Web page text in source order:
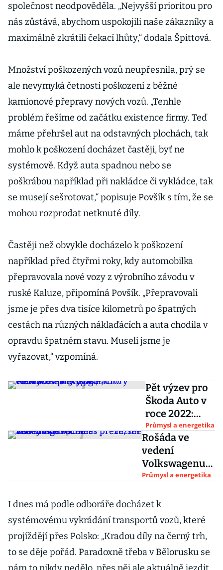
společnost neodpověděla. „Nejvyšší prioritou pro
nás zůstává, abychom uspokojili naše zákazníky a
maximálně zkrátili čekací lhůty,“ dodala Špittová.
Množství poškozených vozů neupřesnila, prý se
ale nevymyká četnosti poškození z běžné
kamionové přepravy nových vozů. „Tenhle
problém řešíme od začátku existence firmy. Teď
máme přehršel aut na odstavných plochách, tak
mohlo k poškození docházet častěji, byť ne
systémově. Když auta spadnou nebo se
poškrábou například při nakládce či vykládce, tak
se musejí sešrotovat,“ popisuje Povšík s tím, že se
mohou rozprodat netknuté díly.
Častěji než obvykle docházelo k poškození
například před čtyřmi roky, kdy automobilka
přepravovala nové vozy z výrobního závodu v
ruské Kaluze, připomíná Povšík. „Přepravovali
jsme je přes dva tisíce kilometrů po špatných
cestách na různých náklaďácích a auta chodila v
opravdu špatném stavu. Museli jsme je
vyřazovat,“ vzpomíná.
Pět výzev pro
Škoda Auto v
roce 2022:
nový šéf,
vietnamská
expanze,
elektromobily
i gigafactory
Průmysl a energetika
Rošáda ve
vedení
Volkswagenu:
Diess přežil, šéf
Schäfer
převezme
vedení VW
Průmysl a energetika
I dnes má podle odboráře docházet k
systémovému vykrádání transportů vozů, které
projíždějí přes Polsko: „Kradou díly na černý trh,
to se děje pořád. Paradoxně třeba v Bělorusku se